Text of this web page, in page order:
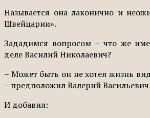
Называется она лаконично и
Швейцарии».
Зададимся вопросом – что же
деле Василий Николаевич?
– Может быть он не хотел жизнь
– предположил Валерий
И добавил: